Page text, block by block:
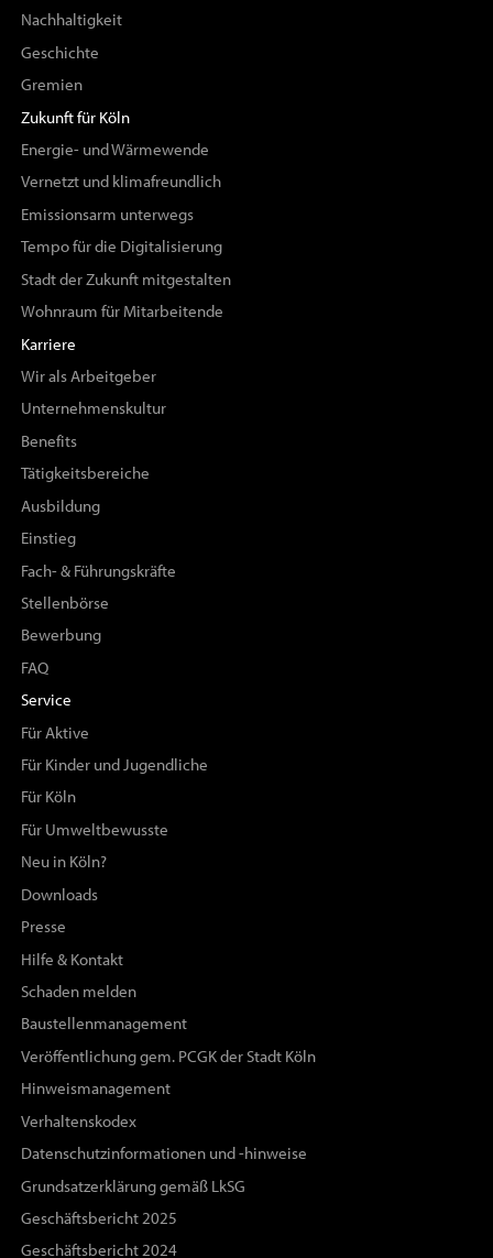
Nachhaltigkeit
Geschichte
Gremien
Zukunft für Köln
Energie- und Wärmewende
Vernetzt und klimafreundlich
Emissionsarm unterwegs
Tempo für die Digitalisierung
Stadt der Zukunft mitgestalten
Wohnraum für Mitarbeitende
Karriere
Wir als Arbeitgeber
Unternehmenskultur
Benefits
Tätigkeitsbereiche
Ausbildung
Einstieg
Fach- & Führungskräfte
Stellenbörse
Bewerbung
FAQ
Service
Für Aktive
Für Kinder und Jugendliche
Für Köln
Für Umweltbewusste
Neu in Köln?
Downloads
Presse
Hilfe & Kontakt
Schaden melden
Baustellenmanagement
Veröffentlichung gem. PCGK der Stadt Köln
Hinweismanagement
Verhaltenskodex
Datenschutzinformationen und -hinweise
Grundsatzerklärung gemäß LkSG
Geschäftsbericht 2025
Geschäftsbericht 2024